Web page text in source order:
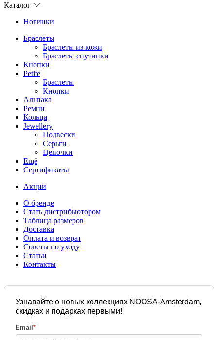
Каталог
Новинки
Браслеты
Браслеты из кожи
Браслеты-спутники
Кнопки
Petite
Браслеты
Кнопки
Альпака
Ремни
Кольца
Jewellery
Подвески
Серьги
Цепочки
Ещё
Сертификаты
Акции
О бренде
Стать дистрибьютором
Таблица размеров
Доставка
Оплата и возврат
Советы по уходу
Статьи
Контакты
Узнавайте о новых коллекциях NOOSA-Amsterdam,
скидках и подарках первыми!
Email *